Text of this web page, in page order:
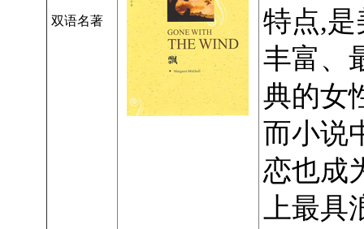
双语名著
特点,是
丰富、
典的女
而小说
恋也成
上最